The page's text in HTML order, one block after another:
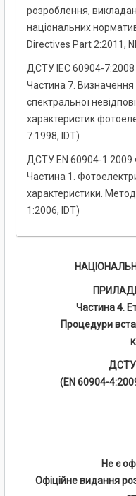
розроблення,
національних
Directives Раrt 2:2011,
ДСТУ IEC 60904-
Частина 7. Визначення
спектральної
характеристик
7:1998, IDT)
ДСТУ EN 60904-1:2009
Частина 1.
характеристики.
1:2006, ІDT)
Частина 4.
Процедури
ДСТУ
(EN 60904-
Не є
Офіційне видання